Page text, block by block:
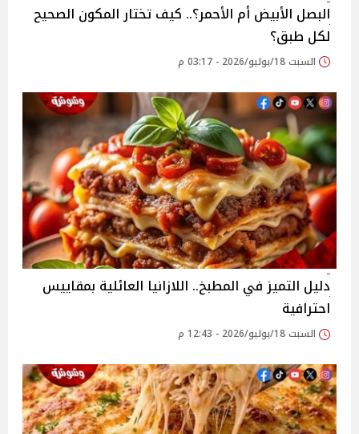
البصل الأبيض أم الأحمر؟.. كيف تختار المكون الصحيح
لكل طبق؟
السبت 18/يوليو/2026 - 03:17 م
دليل التميز في المطبخ.. اللازانيا العائلية بمقاييس
احترافية
السبت 18/يوليو/2026 - 12:43 م